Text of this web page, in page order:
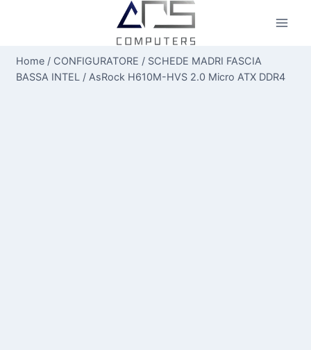
Home / CONFIGURATORE / SCHEDE MADRI FASCIA
BASSA INTEL / AsRock H610M-HVS 2.0 Micro ATX DDR4